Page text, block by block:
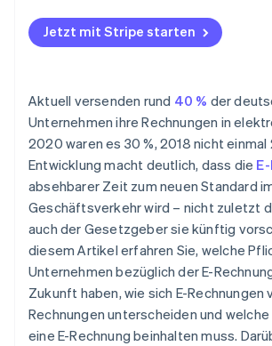
Jetzt mit Stripe starten
Aktuell versenden rund 40 % der
Unternehmen ihre Rechnungen in
2020 waren es 30 %, 2018 nicht einmal
Entwicklung macht deutlich, dass die
absehbarer Zeit zum neuen Standard
Geschäftsverkehr wird – nicht zuletzt
auch der Gesetzgeber sie künftig
diesem Artikel erfahren Sie, welche
Unternehmen bezüglich der E-
Zukunft haben, wie sich E-Rechnungen
Rechnungen unterscheiden und
eine E-Rechnung beinhalten muss.